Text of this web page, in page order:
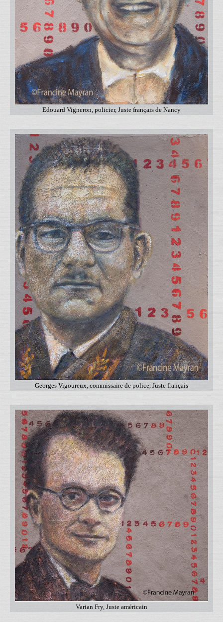
Edouard Vigneron, policier, Juste français de Nancy
Georges Vigoureux, commissaire de police, Juste français
Varian Fry, Juste américain